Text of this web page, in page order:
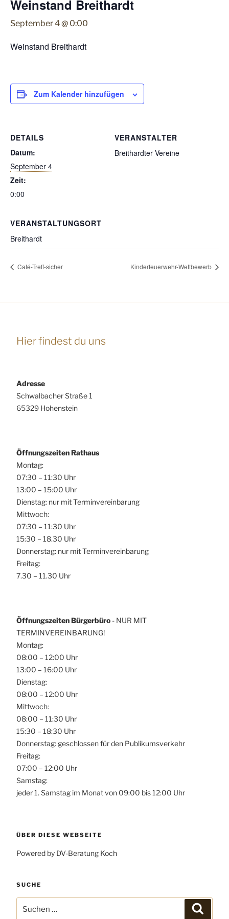
Weinstand Breithardt
September 4 @ 0:00
Weinstand Breithardt
Zum Kalender hinzufügen
DETAILS
Datum:
September 4
Zeit:
0:00
VERANSTALTER
Breithardter Vereine
VERANSTALTUNGSORT
Breithardt
Café-Treff-sicher Kinderfeuerwehr-Wettbewerb
Hier findest du uns
Adresse
Schwalbacher Straße 1
65329 Hohenstein
Öffnungszeiten Rathaus
Montag:
07:30 – 11:30 Uhr
13:00 – 15:00 Uhr
Dienstag: nur mit Terminvereinbarung
Mittwoch:
07:30 – 11:30 Uhr
15:30 – 18.30 Uhr
Donnerstag: nur mit Terminvereinbarung
Freitag:
7.30 – 11.30 Uhr
Öffnungszeiten Bürgerbüro - NUR MIT
TERMINVEREINBARUNG!
Montag:
08:00 – 12:00 Uhr
13:00 – 16:00 Uhr
Dienstag:
08:00 – 12:00 Uhr
Mittwoch:
08:00 – 11:30 Uhr
15:30 – 18:30 Uhr
Donnerstag: geschlossen für den Publikumsverkehr
Freitag:
07:00 – 12:00 Uhr
Samstag:
jeder 1. Samstag im Monat von 09:00 bis 12:00 Uhr
ÜBER DIESE WEBSEITE
Powered by DV-Beratung Koch
SUCHE
nach: